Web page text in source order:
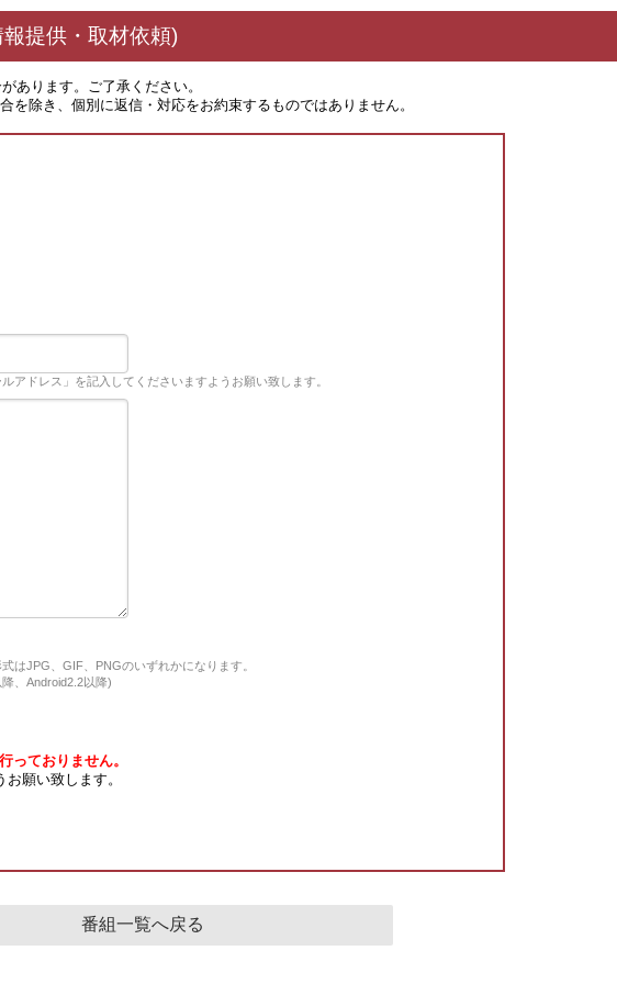
提供・取材依頼)
あります。ご了承ください。
除き、個別に返信・対応をお約束するものではありません。
アドレス」を記入してくださいますようお願い致します。
はJPG、GIF、PNGのいずれかになります。
、Android2.2以降)
っておりません。
願い致します。
番組一覧へ戻る